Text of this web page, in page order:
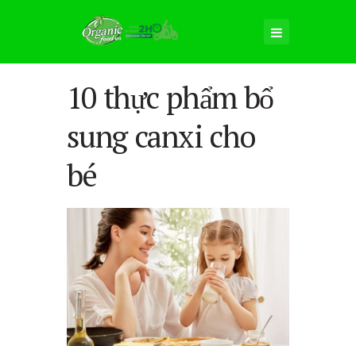
10 thực phẩm bổ
sung canxi cho
bé